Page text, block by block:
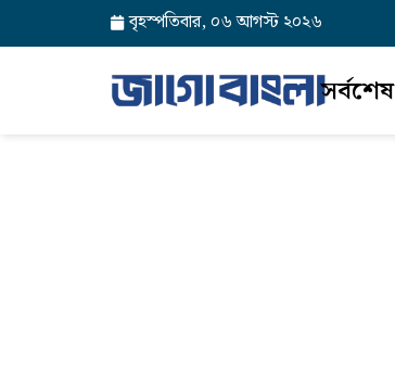
বৃহস্পতিবার, ০৬ আগস্ট ২০২৬
সর্বশেষ